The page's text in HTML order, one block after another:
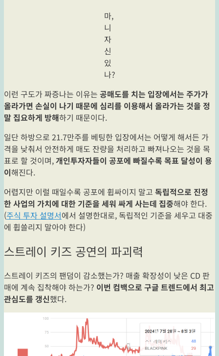
마,
니
자
신
있
나?
이런 구도가 짜증나는 이유는 공매도를 치는 입장에서는 주가가
올라가면 손실이 나기 때문에 심리를 이용해서 올라가는 것을 정
말 집요하게 방해하기 때문이다.
일단 하방으로 21.7만주를 베팅한 입장에서는 어떻게 해서든 가
격을 낮춰서 안전하게 매도 잔량을 처리하고 빠져나오는 것을 목
표로 할 것이며,개인투자자들이 공포에 빠질수록 목표 달성이 용
이해진다.
어렵지만 이럴 때일수록 공포에 휩싸이지 말고 독립적으로 진정
한 사업의 가치에 대한 기준을 세워 싸게 사는데 집중해야 한다.
(주식 투자 설명서에서 설명한대로, 독립적인 기준을 세우고 대중
에 휩쓸리지 말아야 한다)
스트레이 키즈 공연의 파괴력
스트레이 키즈의 팬덤이 감소했는가? 매출 확장성이 낮은 CD 판
매에 계속 집착해야 하는가? 이번 컴백으로 구글 트렌드에서 최고
관심도를 갱신했다.